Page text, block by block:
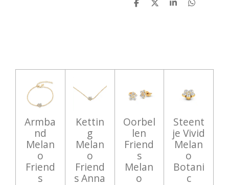
D
D
S
D
Armba
nd
Melan
o
Friend
s
Kettin
g
Melan
o
Friend
s Anna
Oorbel
len
Friend
s
Melan
o
Steent
je Vivid
Melan
o
Botani
c